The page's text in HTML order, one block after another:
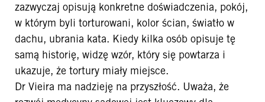
zazwyczaj opisują konkretne doświadczenia, pokój,
w którym byli torturowani, kolor ścian, światło w
dachu, ubrania kata. Kiedy kilka osób opisuje tę
samą historię, widzę wzór, który się powtarza i
ukazuje, że tortury miały miejsce.
Dr Vieira ma nadzieję na przyszłość. Uważa, że